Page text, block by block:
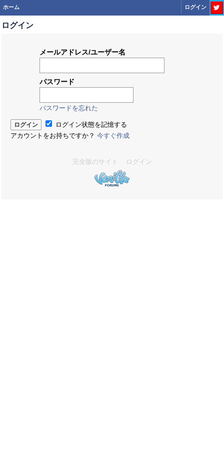
ホーム ログイン
ログイン
メールアドレス/ユーザー名
パスワード
パスワードを忘れた
ログイン状態を記憶する
アカウントをお持ちですか？ 今すぐ作成
完全版のサイト ログイン